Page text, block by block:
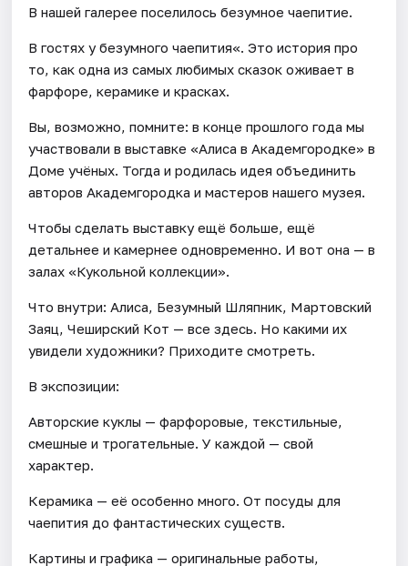
В нашей галерее поселилось безумное чаепитие.
В гостях у безумного чаепития«. Это история про
то, как одна из самых любимых сказок оживает в
фарфоре, керамике и красках.
Вы, возможно, помните: в конце прошлого года мы
участвовали в выставке «Алиса в Академгородке» в
Доме учёных. Тогда и родилась идея объединить
авторов Академгородка и мастеров нашего музея.
Чтобы сделать выставку ещё больше, ещё
детальнее и камернее одновременно. И вот она — в
залах «Кукольной коллекции».
Что внутри: Алиса, Безумный Шляпник, Мартовский
Заяц, Чеширский Кот — все здесь. Но какими их
увидели художники? Приходите смотреть.
В экспозиции:
Авторские куклы — фарфоровые, текстильные,
смешные и трогательные. У каждой — свой
характер.
Керамика — её особенно много. От посуды для
чаепития до фантастических существ.
Картины и графика — оригинальные работы,